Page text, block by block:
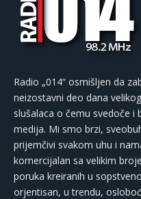
Radio „014“ osmišljen da
neizostavni deo dana
slušalaca o čemu svedoče
medija. Mi smo brzi,
prijemčivi svakom uhu i
komercijalan sa velikim
poruka kreiranih u
orjentisan, u trendu,